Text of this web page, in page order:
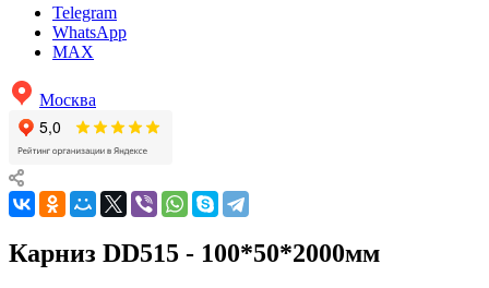
Telegram
WhatsApp
MAX
Москва
Карниз DD515 - 100*50*2000мм